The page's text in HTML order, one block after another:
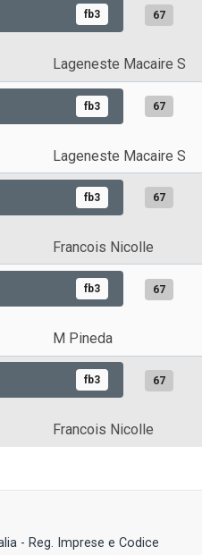
fb3 67
Lageneste Macaire S
fb3 67
Lageneste Macaire S
fb3 67
Francois Nicolle
fb3 67
M Pineda
fb3 67
Francois Nicolle
- Reg. Imprese e Codice